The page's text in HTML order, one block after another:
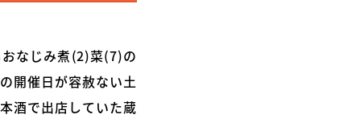
なじみ煮(2)菜(7)の
開催日が容赦ない土
酒で出店していた蔵